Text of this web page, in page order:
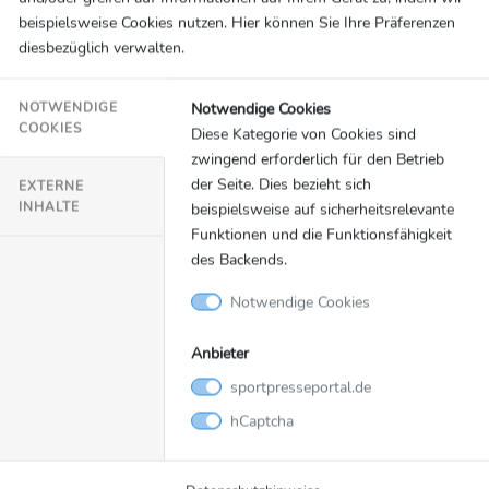
• Melsungens Häfner geknickt: "Hätten noch fünf Stunden
analysiert: "Lemgo hat sich in einen Rausch gespielt"
Hamburg (pps), 04. Juni 2021 - Sehr geehrte Medienpartner,
anbei erhalten Sie eine Stimmensammlung zum Finale des
REWE Final4 im DHB-Pokal mit der Partie TBV Lemgo
Lippe - MT Melsungen (28:24). Florian Kehrmann (Trainer
TBV Lemgo Lippe) ... ... zum Pokalsieg: "Es fällt eine Menge
Druck ab. Ich bin echt stolz auf das, was die Jungs...
beispielsweise Cookies nutzen. Hier können Sie Ihre Präferenzen
diesbezüglich verwalten.
NOTWENDIGE
COOKIES
EXTERNE
INHALTE
Notwendige Cookies
Diese Kategorie von Cookies sind
zwingend erforderlich für den Betrieb
der Seite. Dies bezieht sich
beispielsweise auf sicherheitsrelevante
Funktionen und die Funktionsfähigkeit
des Backends.
Notwendige Cookies
Anbieter
sportpresseportal.de
hCaptcha